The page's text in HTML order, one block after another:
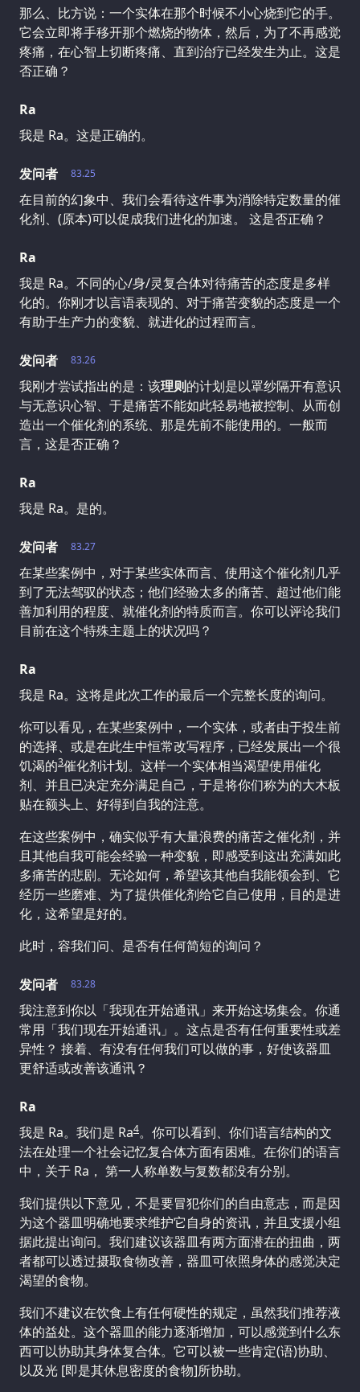
那么、比方说：一个实体在那个时候不小心烧到它的手。
它会立即将手移开那个燃烧的物体，然后，为了不再感觉
疼痛，在心智上切断疼痛、直到治疗已经发生为止。这是
否正确？
Ra
我是 Ra。这是正确的。
83.25
发问者
在目前的幻象中、我们会看待这件事为消除特定数量的催
化剂、(原本)可以促成我们进化的加速。 这是否正确？
Ra
我是 Ra。不同的心/身/灵复合体对待痛苦的态度是多样
化的。你刚才以言语表现的、对于痛苦变貌的态度是一个
有助于生产力的变貌、就进化的过程而言。
83.26
发问者
我刚才尝试指出的是：该理则的计划是以罩纱隔开有意识
与无意识心智、于是痛苦不能如此轻易地被控制、从而创
造出一个催化剂的系统、那是先前不能使用的。一般而
言，这是否正确？
Ra
我是 Ra。是的。
83.27
发问者
在某些案例中，对于某些实体而言、使用这个催化剂几乎
到了无法驾驭的状态；他们经验太多的痛苦、超过他们能
善加利用的程度、就催化剂的特质而言。你可以评论我们
目前在这个特殊主题上的状况吗？
Ra
我是 Ra。这将是此次工作的最后一个完整长度的询问。
你可以看见，在某些案例中，一个实体，或者由于投生前
的选择、或是在此生中恒常改写程序，已经发展出一个很
饥渴的3催化剂计划。这样一个实体相当渴望使用催化
剂、并且已决定充分满足自己，于是将你们称为的大木板
贴在额头上、好得到自我的注意。
在这些案例中，确实似乎有大量浪费的痛苦之催化剂，并
且其他自我可能会经验一种变貌，即感受到这出充满如此
多痛苦的悲剧。无论如何，希望该其他自我能领会到、它
经历一些磨难、为了提供催化剂给它自己使用，目的是进
化，这希望是好的。
此时，容我们问、是否有任何简短的询问？
83.28
发问者
我注意到你以「我现在开始通讯」来开始这场集会。你通
常用「我们现在开始通讯」。这点是否有任何重要性或差
异性？ 接着、有没有任何我们可以做的事，好使该器皿
更舒适或改善该通讯？
Ra
我是 Ra。我们是 Ra4。你可以看到、你们语言结构的文
法在处理一个社会记忆复合体方面有困难。在你们的语言
中，关于 Ra， 第一人称单数与复数都没有分别。
我们提供以下意见，不是要冒犯你们的自由意志，而是因
为这个器皿明确地要求维护它自身的资讯，并且支援小组
据此提出询问。我们建议该器皿有两方面潜在的扭曲，两
者都可以透过摄取食物改善，器皿可依照身体的感觉决定
渴望的食物。
我们不建议在饮食上有任何硬性的规定，虽然我们推荐液
体的益处。这个器皿的能力逐渐增加，可以感觉到什么东
西可以协助其身体复合体。它可以被一些肯定(语)协助、
以及光 [即是其休息密度的食物]所协助。